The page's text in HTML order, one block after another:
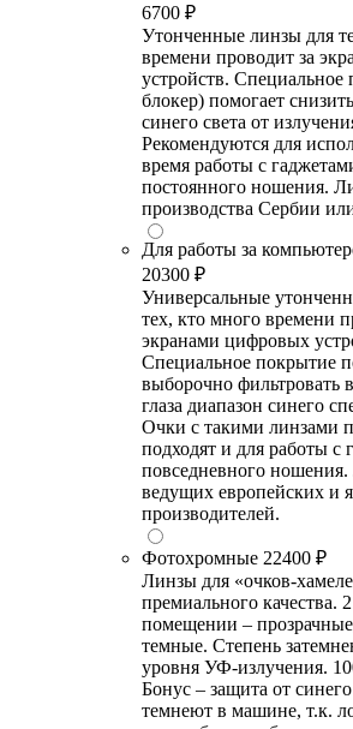
6700 ₽
Утонченные линзы для
времени проводит за
устройств.
блокер) помогает
синего света от
Рекомендуются для
время работы с
постоянного ношения.
производства Сербии
Для работы за
20300 ₽
Универсальные
тех, кто много времени
экранами цифровых
Специальное покрытие
выборочно фильтровать
глаза диапазон синего
Очки с такими линзами
подходят и для работы с
повседневного
ведущих европейских и
производителей.
Фотохромные 22400 ₽
Линзы для «очков-
премиального качества.
помещении –
темные. Степень
уровня УФ-излучения.
Бонус – защита от
темнеют в машине, т.к.